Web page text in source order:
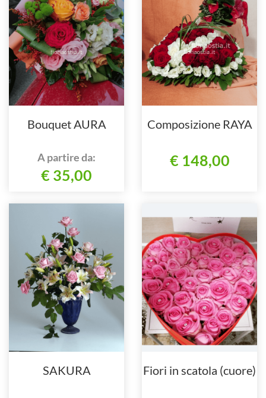
Bouquet AURA
A partire da:
€ 35,00
Composizione RAYA
€ 148,00
SAKURA Fiori in scatola (cuore)